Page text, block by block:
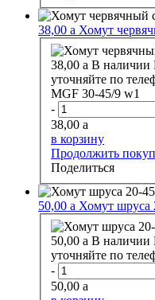
38,00 a Хомут
38,00 a В наличии
уточняйте по
MGF 30-45/9 w1
-
38,00 a
в корзину
Продолжить
Поделиться
50,00 a Хомут шруса
50,00 a В наличии
уточняйте по
-
50,00 a